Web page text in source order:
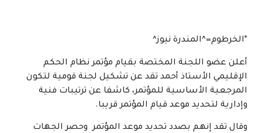
*الخرطوم=^المندرة نيوز^
أعلن عضو اللجنة المختصة بقيام مؤتمر نظام الحكم
الإقليمي الأستاذ أحمد تقد عن تشكيل لجنة قومية لتكون
المرجعية الأساسية للمؤتمر، كاشفا عن ترتيبات فنية
وإدارية لتحديد موعد قيام المؤتمر قريبا.
وقال تقد إنهم بصدد تحديد موعد المؤتمر وحصر الجهات